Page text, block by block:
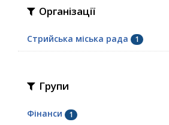
Організації
Стрийська міська рада 1
Групи
Фінанси 1